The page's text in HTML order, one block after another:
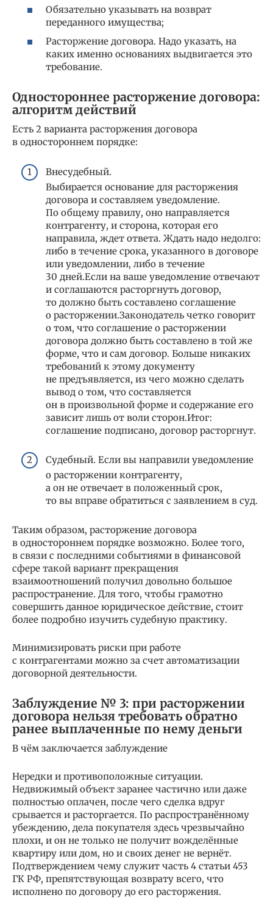
Обязательно указывать на возврат
переданного имущества;
Расторжение договора. Надо указать, на
каких именно основаниях выдвигается это
требование.
Одностороннее расторжение договора:
алгоритм действий
Есть 2 варианта расторжения договора
в одностороннем порядке:
Внесудебный.
Выбирается основание для расторжения
договора и составляем уведомление.
По общему правилу, оно направляется
контрагенту, и сторона, которая его
направила, ждет ответа. Ждать надо недолго:
либо в течение срока, указанного в договоре
или уведомлении, либо в течение
30 дней.Если на ваше уведомление отвечают
и соглашаются расторгнуть договор,
то должно быть составлено соглашение
о расторжении.Законодатель четко говорит
о том, что соглашение о расторжении
договора должно быть составлено в той же
форме, что и сам договор. Больше никаких
требований к этому документу
не предъявляется, из чего можно сделать
вывод о том, что составляется
он в произвольной форме и содержание его
зависит лишь от воли сторон.Итог:
соглашение подписано, договор расторгнут.
Судебный. Если вы направили уведомление
о расторжении контрагенту,
а он не отвечает в положенный срок,
то вы вправе обратиться с заявлением в суд.
Таким образом, расторжение договора
в одностороннем порядке возможно. Более того,
в связи с последними событиями в финансовой
сфере такой вариант прекращения
взаимоотношений получил довольно большое
распространение. Для того, чтобы грамотно
совершить данное юридическое действие, стоит
более подробно изучить судебную практику.
Минимизировать риски при работе
с контрагентами можно за счет автоматизации
договорной деятельности.
Заблуждение № 3: при расторжении
договора нельзя требовать обратно
ранее выплаченные по нему деньги
В чём заключается заблуждение
Нередки и противоположные ситуации.
Недвижимый объект заранее частично или даже
полностью оплачен, после чего сделка вдруг
срывается и расторгается. По распространённому
убеждению, дела покупателя здесь чрезвычайно
плохи, и он не только не получит вожделённые
квартиру или дом, но и своих денег не вернёт.
Подтверждением чему служит часть 4 статьи 453
ГК РФ, препятствующая возврату всего, что
исполнено по договору до его расторжения.